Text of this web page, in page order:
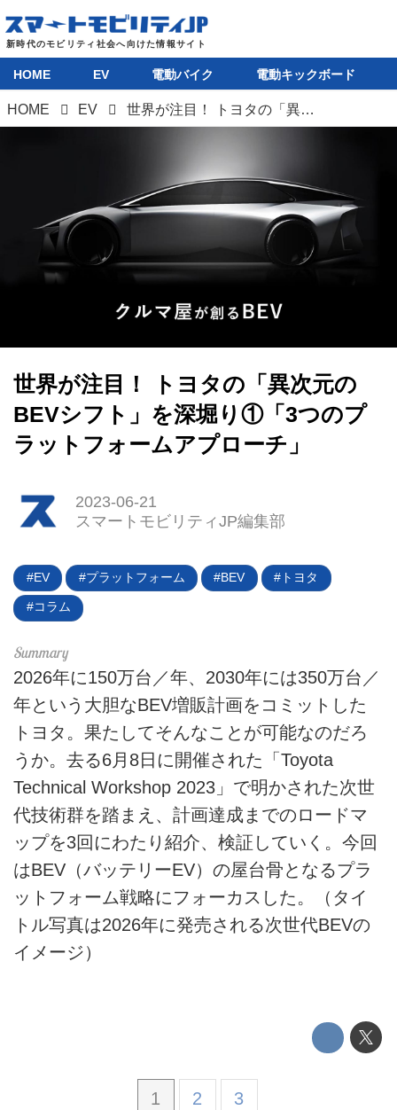
HOME
EV
電動キックボード
テクノロジー
このメディアについて
運営会社
利用規約
プライバシーポリシー
ライター名簿
お問い合せ
広告掲載について
HOME EV 電動バイク 電動キックボード
HOME EV 世界が注目！ トヨタの「異次元のBEVシフト」を深堀り①「3つのプラットフォームアプローチ」
世界が注目！ トヨタの「異次元の
BEVシフト」を深堀り①「3つのプ
ラットフォームアプローチ」
2023-06-21
スマートモビリティJP編集部
EV プラットフォーム BEV トヨタ
コラム
2026年に150万台／年、2030年には350万台／
年という大胆なBEV増販計画をコミットした
トヨタ。果たしてそんなことが可能なのだろ
うか。去る6月8日に開催された「Toyota
Technical Workshop 2023」で明かされた次世
代技術群を踏まえ、計画達成までのロードマ
ップを3回にわたり紹介、検証していく。今回
はBEV（バッテリーEV）の屋台骨となるプラ
ットフォーム戦略にフォーカスした。（タイ
トル写真は2026年に発売される次世代BEVの
イメージ）
1 2 3